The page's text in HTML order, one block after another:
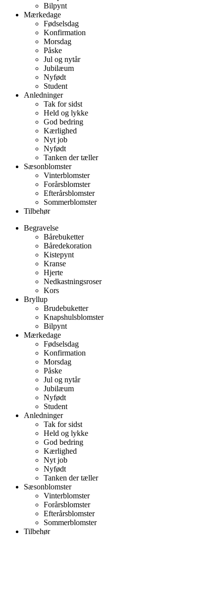
Bilpynt
Mærkedage
Fødselsdag
Konfirmation
Morsdag
Påske
Jul og nytår
Jubilæum
Nyfødt
Student
Anledninger
Tak for sidst
Held og lykke
God bedring
Kærlighed
Nyt job
Nyfødt
Tanken der tæller
Sæsonblomster
Vinterblomster
Forårsblomster
Efterårsblomster
Sommerblomster
Tilbehør
Begravelse
Bårebuketter
Båredekoration
Kistepynt
Kranse
Hjerte
Nedkastningsroser
Kors
Bryllup
Brudebuketter
Knapshulsblomster
Bilpynt
Mærkedage
Fødselsdag
Konfirmation
Morsdag
Påske
Jul og nytår
Jubilæum
Nyfødt
Student
Anledninger
Tak for sidst
Held og lykke
God bedring
Kærlighed
Nyt job
Nyfødt
Tanken der tæller
Sæsonblomster
Vinterblomster
Forårsblomster
Efterårsblomster
Sommerblomster
Tilbehør